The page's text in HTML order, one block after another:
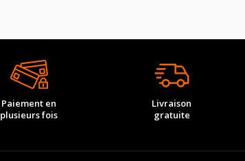
Paiement en
plusieurs fois
Livraison
gratuite